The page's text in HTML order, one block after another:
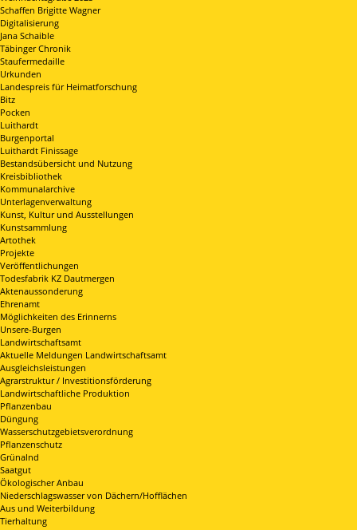
Schaffen Brigitte Wagner
Digitalisierung
Jana Schaible
Täbinger Chronik
Staufermedaille
Urkunden
Landespreis für Heimatforschung
Bitz
Pocken
Luithardt
Burgenportal
Luithardt Finissage
Bestandsübersicht und Nutzung
Kreisbibliothek
Kommunalarchive
Unterlagenverwaltung
Kunst, Kultur und Ausstellungen
Kunstsammlung
Artothek
Projekte
Veröffentlichungen
Todesfabrik KZ Dautmergen
Aktenaussonderung
Ehrenamt
Möglichkeiten des Erinnerns
Unsere-Burgen
Landwirtschaftsamt
Aktuelle Meldungen Landwirtschaftsamt
Ausgleichsleistungen
Agrarstruktur / Investitionsförderung
Landwirtschaftliche Produktion
Pflanzenbau
Düngung
Wasserschutzgebietsverordnung
Pflanzenschutz
Grünalnd
Saatgut
Ökologischer Anbau
Niederschlagswasser von Dächern/Hofflächen
Aus und Weiterbildung
Tierhaltung